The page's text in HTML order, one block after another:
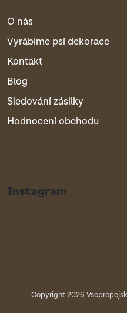
O nás
Vyrábíme psí dekorace
Kontakt
Blog
Sledování zásilky
Hodnocení obchodu
Instagram
Copyright 2026